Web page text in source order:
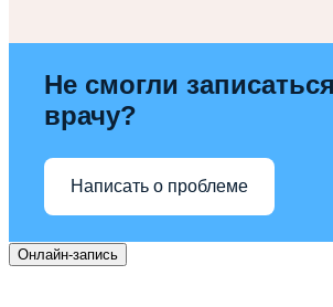
Не смогли
врачу?
Написать о проблеме
Онлайн-запись